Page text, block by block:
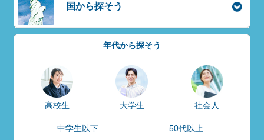
国から探そう
年代から探そう
高校生 大学生 社会人
中学生以下 50代以上